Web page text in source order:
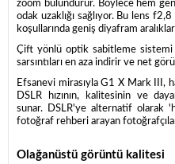
zoom bulundurur. Böylece hem
odak uzaklığı sağlıyor. Bu lens
koşullarında geniş diyafram
Çift yönlü optik sabitleme sistemi
sarsıntıları en aza indirir ve net
Efsanevi mirasıyla G1 X Mark III,
DSLR hızının, kalitesinin ve
sunar. DSLR'ye alternatif olarak
fotoğraf rehberi arayan
Olağanüstü görüntü kalitesi